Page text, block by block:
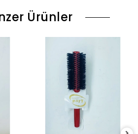
Ürünler